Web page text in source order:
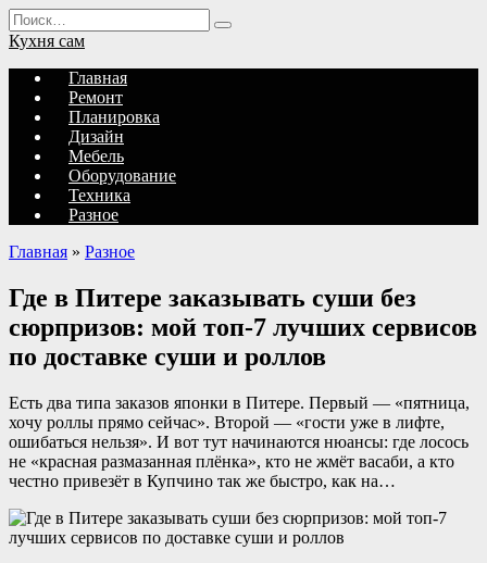
Перейти
к
содержанию
Search
for:
Кухня сам
Главная
Ремонт
Планировка
Дизайн
Мебель
Оборудование
Техника
Разное
Главная » Разное
Где в Питере заказывать суши без
сюрпризов: мой топ-7 лучших сервисов
по доставке суши и роллов
Есть два типа заказов японки в Питере. Первый — «пятница,
хочу роллы прямо сейчас». Второй — «гости уже в лифте,
ошибаться нельзя». И вот тут начинаются нюансы: где лосось
не «красная размазанная плёнка», кто не жмёт васаби, а кто
честно привезёт в Купчино так же быстро, как на…